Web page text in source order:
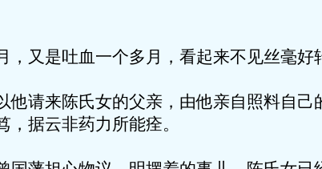
又是吐血一个多月，看起来不见丝毫好
他请来陈氏女的父亲，由他亲自照料自己
据云非药力所能痊。